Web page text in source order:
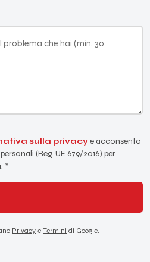
sulla privacye acconsento
(Reg. UE 679/2016) per
*
Privacy e Termini di Google.